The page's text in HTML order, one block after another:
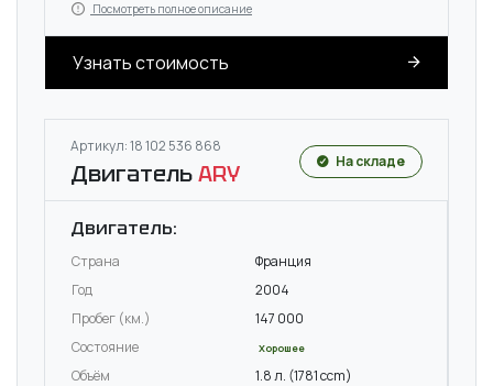
Посмотреть полное описание
Узнать стоимость
Артикул: 18 102 536 868
ДвигательARY На складе
Двигатель:
Страна
Франция
Год
2004
Пробег (км.)
147 000
Состояние
Хорошее
Объём 1.8 л. (1781 ccm)